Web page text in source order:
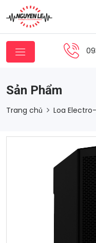
Sản Phẩm
Trang chủ Loa